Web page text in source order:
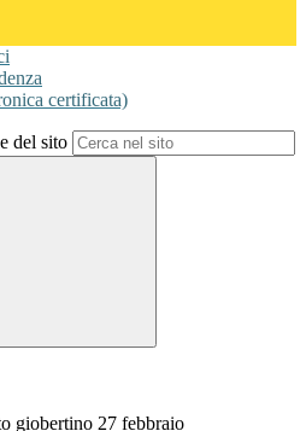
certificata)
del sito
giobertino 27 febbraio